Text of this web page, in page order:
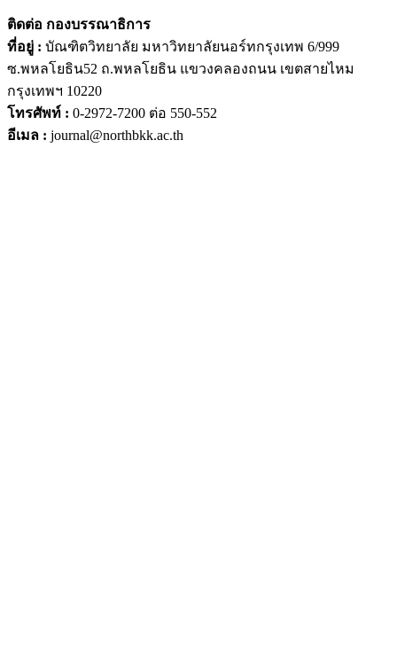
ติดต่อ กองบรรณาธิการ
ที่อยู่ : บัณฑิตวิทยาลัย มหาวิทยาลัยนอร์ทกรุงเทพ 6/999
ซ.พหลโยธิน52 ถ.พหลโยธิน แขวงคลองถนน เขตสายไหม
กรุงเทพฯ 10220
โทรศัพท์ : 0-2972-7200 ต่อ 550-552
อีเมล : journal@northbkk.ac.th